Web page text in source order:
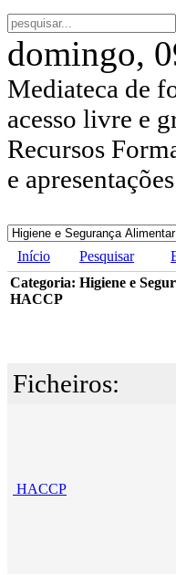
domingo,
Mediateca de
acesso livre e
Recursos
e
Início Pesquisar
Categoria: Higiene e
HACCP
Ficheiros:
HACCP